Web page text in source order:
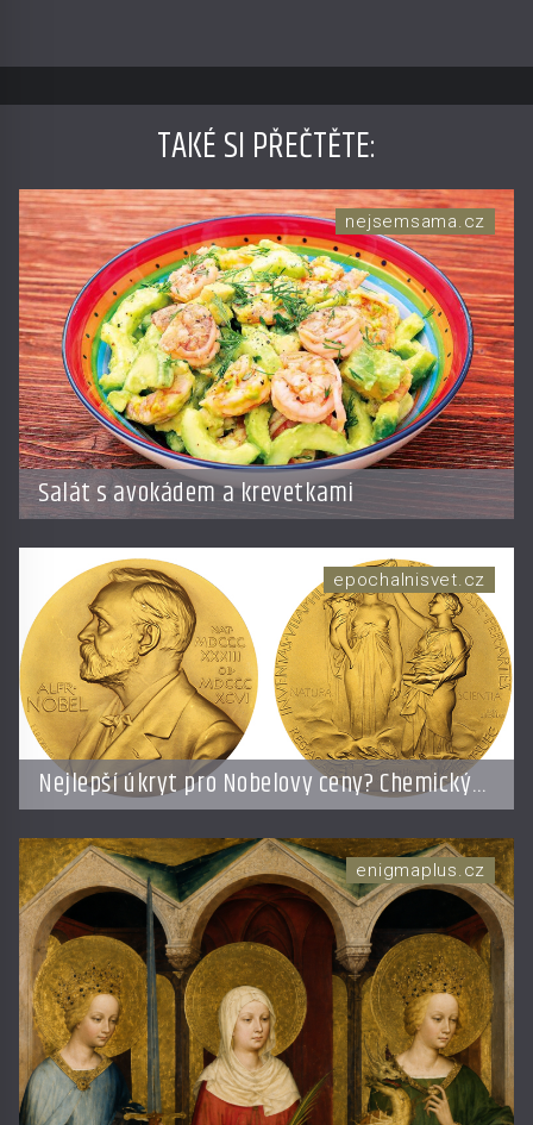
TAKÉ SI PŘEČTĚTE:
Salát s avokádem a krevetkami
nejsemsama.cz
Nejlepší úkryt pro Nobelovy ceny? Chemický
roztok!
epochalnisvet.cz
enigmaplus.cz